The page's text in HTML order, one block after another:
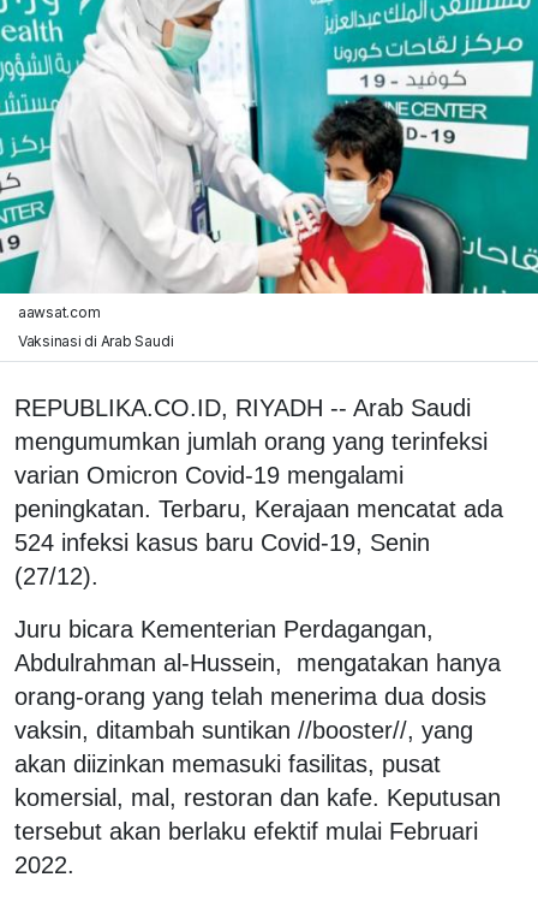
aawsat.com
Vaksinasi di Arab Saudi
REPUBLIKA.CO.ID, RIYADH -- Arab Saudi
mengumumkan jumlah orang yang terinfeksi
varian Omicron Covid-19 mengalami
peningkatan. Terbaru, Kerajaan mencatat ada
524 infeksi kasus baru Covid-19, Senin
(27/12).
Juru bicara Kementerian Perdagangan,
Abdulrahman al-Hussein, mengatakan hanya
orang-orang yang telah menerima dua dosis
vaksin, ditambah suntikan //booster//, yang
akan diizinkan memasuki fasilitas, pusat
komersial, mal, restoran dan kafe. Keputusan
tersebut akan berlaku efektif mulai Februari
2022.